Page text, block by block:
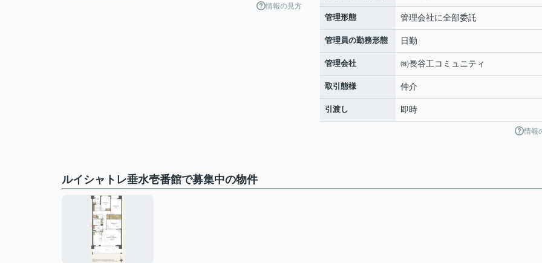
情報の見方
管理形態 管理会社に全部委託
管理員の勤務形態 日勤
管理会社 ㈱長谷工コミュニティ
取引態様 仲介
引渡し 即時
情報
ルイシャトレ垂水壱番館で募集中の物件